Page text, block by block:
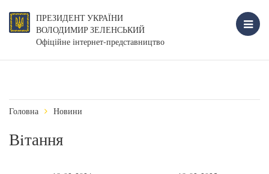
ПРЕЗИДЕНТ УКРАЇНИ
ВОЛОДИМИР ЗЕЛЕНСЬКИЙ
Офіційне інтернет-представництво
Головна Новини
Вiтання